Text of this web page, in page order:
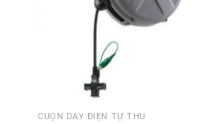
CUỘN DÂY ĐIỆN TỰ THU